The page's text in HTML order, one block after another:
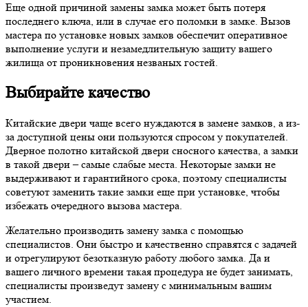
Еще одной причиной замены замка может быть потеря
последнего ключа, или в случае его поломки в замке. Вызов
мастера по установке новых замков обеспечит оперативное
выполнение услуги и незамедлительную защиту вашего
жилища от проникновения незваных гостей.
Выбирайте качество
Китайские двери чаще всего нуждаются в замене замков, а из-
за доступной цены они пользуются спросом у покупателей.
Дверное полотно китайской двери сносного качества, а замки
в такой двери – самые слабые места. Некоторые замки не
выдерживают и гарантийного срока, поэтому специалисты
советуют заменить такие замки еще при установке, чтобы
избежать очередного вызова мастера.
Желательно производить замену замка с помощью
специалистов. Они быстро и качественно справятся с задачей
и отрегулируют безотказную работу любого замка. Да и
вашего личного времени такая процедура не будет занимать,
специалисты произведут замену с минимальным вашим
участием.